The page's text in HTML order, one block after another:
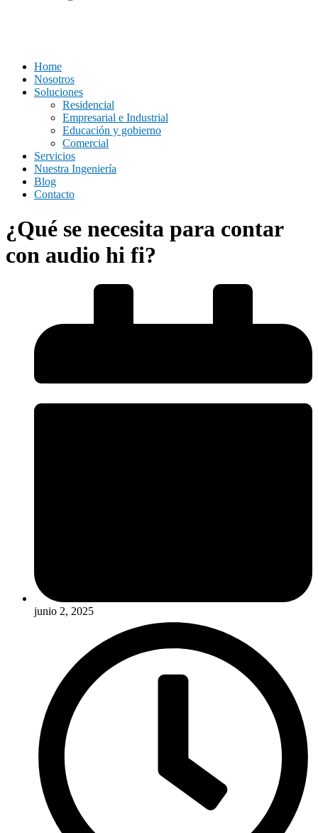
Home
Nosotros
Soluciones
Residencial
Empresarial e Industrial
Educación y gobierno
Comercial
Servicios
Nuestra Ingeniería
Blog
Contacto
¿Qué se necesita para contar
con audio hi fi?
junio 2, 2025